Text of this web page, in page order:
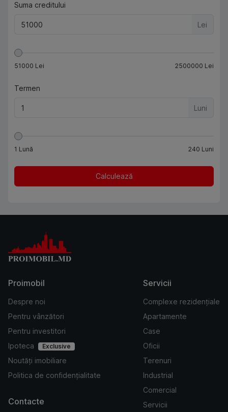
Suma creditului
Lei
51000 Lei 2500000 Lei
Termen
Luni
1 Lună 240 Luni
Calculează
Proimobil
Despre noi
Pentru vânzători
Pentru investitori
Ipoteca
Exclusive
Noutăți imobiliare
Politica de confidențialitate
Servicii
Complexe rezidențiale
Apartamente
Case
Oficii
Terenuri
Industrial
Comercial
Servicii
Contacte